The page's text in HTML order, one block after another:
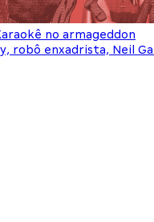
no armageddon
robô enxadrista, Neil